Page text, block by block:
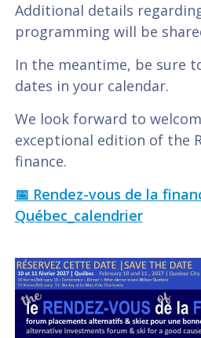
Additional details
programming will be
In the meantime, be sure
dates in your calendar.
We look forward to
exceptional edition of the
finance.
📅 Rendez-vous de la
Québec_calendrier